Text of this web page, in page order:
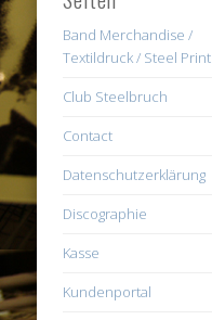
Band Merchandise /
Textildruck / Steel Print
Club Steelbruch
Contact
Datenschutzerklärung
Discographie
Kasse
Kundenportal